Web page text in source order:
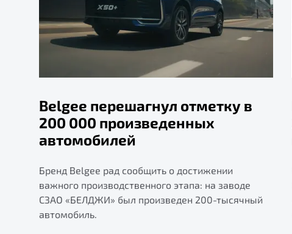
Belgee перешагнул отметку в
200 000 произведенных
автомобилей
Бренд Belgee рад сообщить о достижении
важного производственного этапа: на заводе
СЗАО «БЕЛДЖИ» был произведен 200-тысячный
автомобиль.